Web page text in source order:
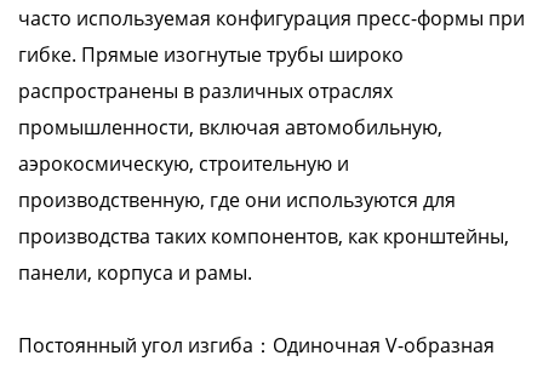
часто используемая конфигурация пресс-формы при
гибке. Прямые изогнутые трубы широко
распространены в различных отраслях
промышленности, включая автомобильную,
аэрокосмическую, строительную и
производственную, где они используются для
производства таких компонентов, как кронштейны,
панели, корпуса и рамы.
Постоянный угол изгиба：Одиночная V-образная